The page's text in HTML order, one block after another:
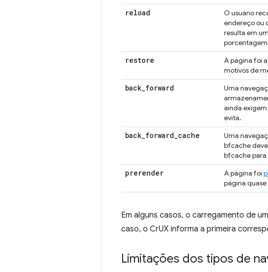
reload
O usuário
endereço ou
resulta em
porcentagem
restore
A página foi
motivos de
back_forward
Uma
ainda
evita.
back_forward_cache Uma
bfcache
bfcache para
prerender A página foi
página
Em alguns casos, o carregamento de
caso, o CrUX informa a primeira
Limitações dos tipos de